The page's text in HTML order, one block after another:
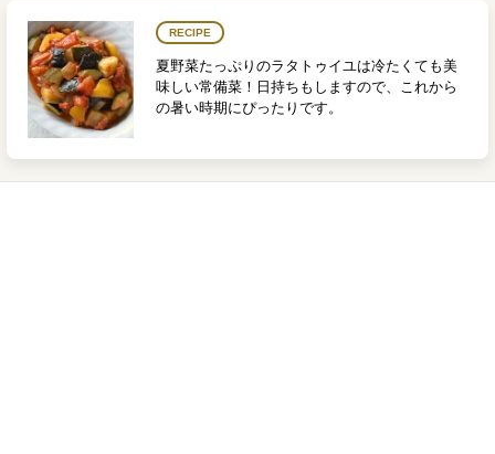
RECIPE
夏野菜たっぷりのラタトゥイユは冷たくても美
味しい常備菜！日持ちもしますので、これから
の暑い時期にぴったりです。